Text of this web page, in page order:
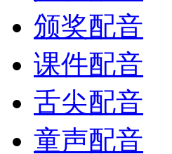
颁奖配音
课件配音
舌尖配音
童声配音